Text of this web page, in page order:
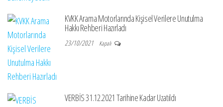
KVKK Arama Motorlarında Kişisel Verilere Unutulma
Hakkı Rehberi Hazırladı
23/10/2021 Kapalı
VERBİS 31.12.2021 Tarihine Kadar Uzatıldı